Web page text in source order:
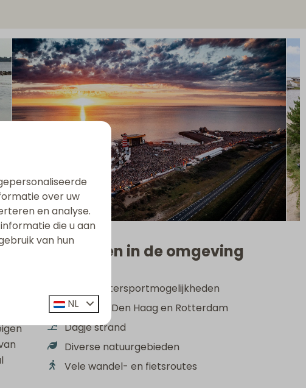
Activiteiten in de omgeving
Volop watersportmogelijkheden
Ouddorp, Den Haag en Rotterdam
Dagje strand
Diverse natuurgebieden
Vele wandel- en fietsroutes
over uw
en analyse.
die u aan
van hun
NL